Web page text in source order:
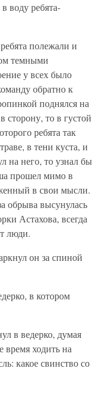
воду ребята-
полежали и
темными
у всех было
обратно к
поднялся на
сторону, то в густой
ребята так
в тени куста, и
на него, то узнал бы
прошел мимо в
в свои мысли.
обрыва высунулась
Астахова, всегда
люди.
он за спиной
в котором
в ведерко, думая
время ходить на
какое свинство со